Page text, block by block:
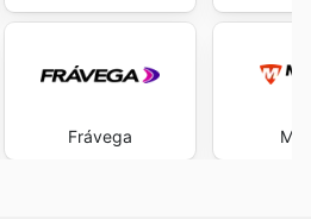
Frávega